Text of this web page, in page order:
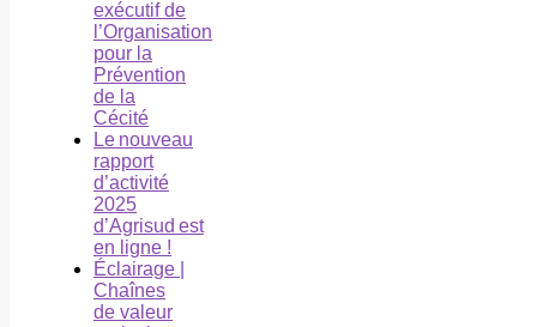
exécutif de
l’Organisation
pour la
Prévention
de la
Cécité
Le nouveau
rapport
d’activité
2025
d’Agrisud est
en ligne !
Éclairage |
Chaînes
de valeur